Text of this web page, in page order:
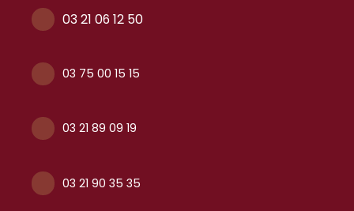
03 21 06 12 50
03 75 00 15 15
03 21 89 09 19
03 21 90 35 35